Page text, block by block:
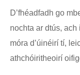
D’fhéadfadh go
nochta ar dtús,
móra d’úinéirí tí,
athchóiritheoirí